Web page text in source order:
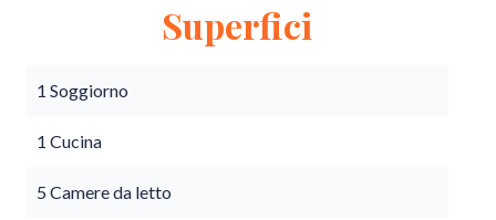
Superfici
1 Soggiorno
1 Cucina
5 Camere da letto